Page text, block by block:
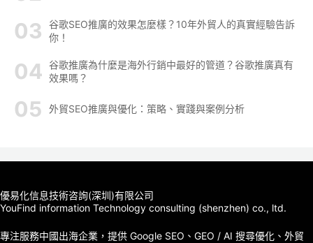
谷歌SEO推廣的效果怎麼樣？10年外貿人的真實經驗告訴
你！
谷歌推廣為什麼是海外行銷中最好的管道？谷歌推廣真有
效果嗎？
外貿SEO推廣與優化：策略、實踐與案例分析
優易化信息技術咨詢(深圳)有限公司
YouFind information Technology consulting (shenzhen) co., ltd.
專注服務中國出海企業，提供 Google SEO、GEO / AI 搜尋優化、外貿